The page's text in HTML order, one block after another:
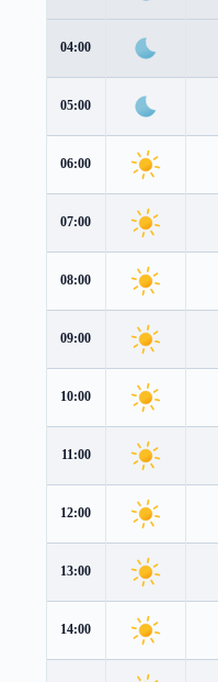
04:00
05:00
06:00
07:00
08:00
09:00
10:00
11:00
12:00
13:00
14:00